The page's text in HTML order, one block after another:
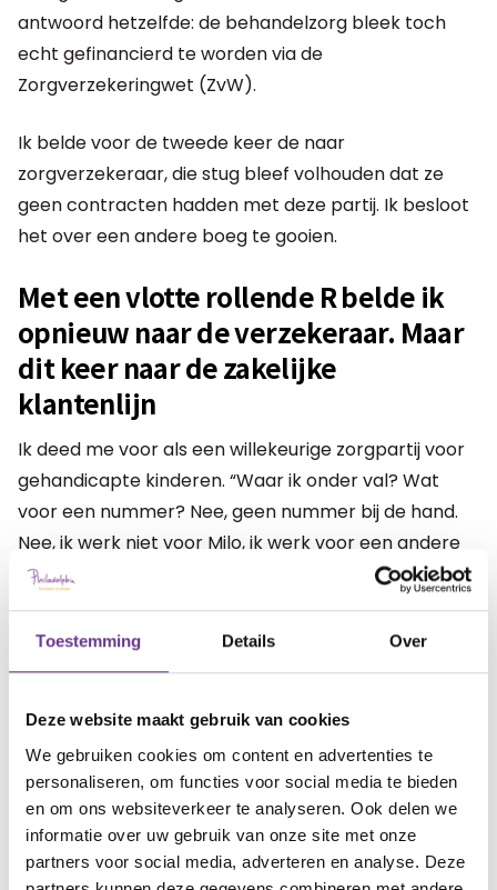
Toestemming Details Over
Deze website maakt gebruik van cookies
We gebruiken cookies om content en advertenties te
personaliseren, om functies voor social media te bieden
en om ons websiteverkeer te analyseren. Ook delen we
informatie over uw gebruik van onze site met onze
partners voor social media, adverteren en analyse. Deze
antwoord hetzelfde: de behandelzorg bleek toch
echt gefinancierd te worden via de
Zorgverzekeringwet (ZvW).
Ik belde voor de tweede keer de naar
zorgverzekeraar, die stug bleef volhouden dat ze
geen contracten hadden met deze partij. Ik besloot
het over een andere boeg te gooien.
Met een vlotte rollende R belde ik
opnieuw naar de verzekeraar. Maar
dit keer naar de zakelijke
klantenlijn
Ik deed me voor als een willekeurige zorgpartij voor
gehandicapte kinderen. “Waar ik onder val? Wat
voor een nummer? Nee, geen nummer bij de hand.
Nee, ik werk niet voor Milo, ik werk voor een andere
stichting. Maar kunt u mij vertellen of [..].
En ja hoor, er bleek wel degelijk een contract te zijn
het zorgkantoor werd doorverwezen is me nog altijd
een raadsel.
Hoever moet je eigenlijk gaan voor
je kind? Waar ligt de grens?